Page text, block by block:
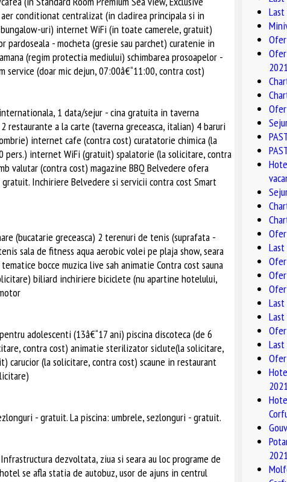
conditionat centralizat (in cladirea principala si in
uri) internet WiFi (in toate camerele, gratuit)
- mocheta (gresie sau parchet) curatenie in
(regim protectia mediului) schimbarea prosoapelor -
(doar mic dejun, 07:00â€“11:00, contra cost)
1 data/sejur - cina gratuita in taverna
a la carte (taverna greceasca, italian) 4 baruri
internet cafe (contra cost) curatatorie chimica (la
internet WiFi (gratuit) spalatorie (la solicitare, contra
valutar (contra cost) magazine BBQ Belvedere ofera
Inchiriere Belvedere si servicii contra cost Smart
(bucatarie greceasca) 2 terenuri de tenis (suprafata -
sala de fitness aqua aerobic volei pe plaja show, seara
bocce muzica live sah animatie Contra cost sauna
biliard inchiriere biciclete (nu apartine hotelului,
adolescenti (13â€“17 ani) piscina discoteca (de 6
contra cost) animatie sterilizator siclute(la solicitare,
(la solicitare, contra cost) scaune in restaurant
- gratuit. La piscina: umbrele, sezlonguri - gratuit.
dezvoltata, ziua si seara au loc programe de
se afla statia de autobuz, usor de ajuns in centrul
2021